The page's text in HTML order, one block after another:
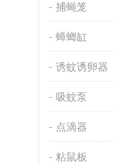
捕蝇笼
蟑螂缸
诱蚊诱卵器
吸蚊泵
点滴器
粘鼠板